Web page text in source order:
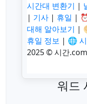
워드